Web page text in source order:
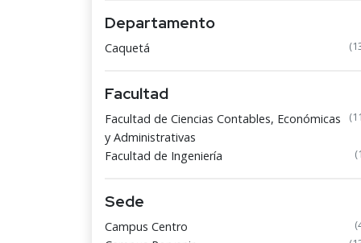
Departamento
Caquetá
Facultad
Facultad de Ciencias Contables, Económicas
y Administrativas
Facultad de Ingeniería
Sede
Campus Centro